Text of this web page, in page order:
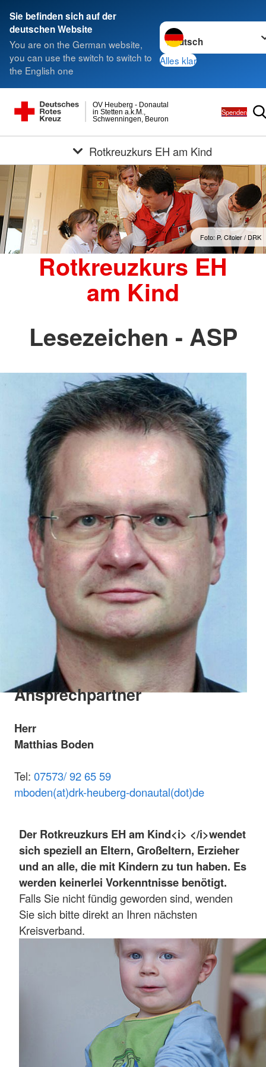
Sie befinden sich auf der
deutschen Website
You are on the German website,
you can use the switch to switch to
the English one
Sprache wechseln zu
Alles klar
Schwenningen, Beuron
in Stetten a.k.M.,
OV Heuberg - Donautal
Spenden
Rotkreuzkurs EH am Kind
Foto: P. Citoler / DRK
Rotkreuzkurs EH
am Kind
Lesezeichen - ASP
Ansprechpartner
Herr
Matthias Boden
Tel: 07573/ 92 65 59
mboden(at)drk-heuberg-donautal(dot)de
Der Rotkreuzkurs EH am Kind<i> </i>wendet
sich speziell an Eltern, Großeltern, Erzieher
und an alle, die mit Kindern zu tun haben. Es
werden keinerlei Vorkenntnisse benötigt.
Falls Sie nicht fündig geworden sind, wenden
Sie sich bitte direkt an Ihren nächsten
Kreisverband.